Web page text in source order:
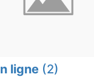
ligne (2)